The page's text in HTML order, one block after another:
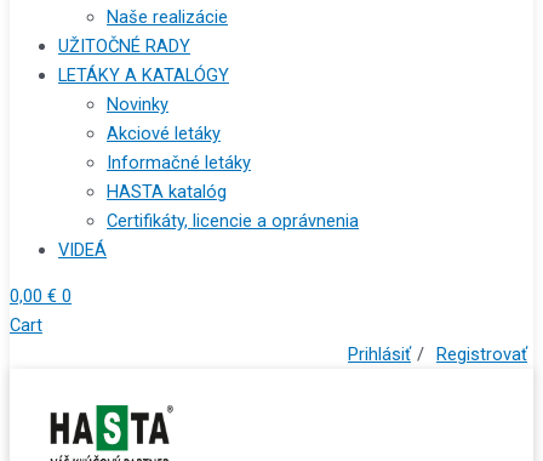
Naše realizácie
UŽITOČNÉ RADY
LETÁKY A KATALÓGY
Novinky
Akciové letáky
Informačné letáky
HASTA katalóg
Certifikáty, licencie a oprávnenia
VIDEÁ
0,00 € 0
Cart
Prihlásiť / Registrovať